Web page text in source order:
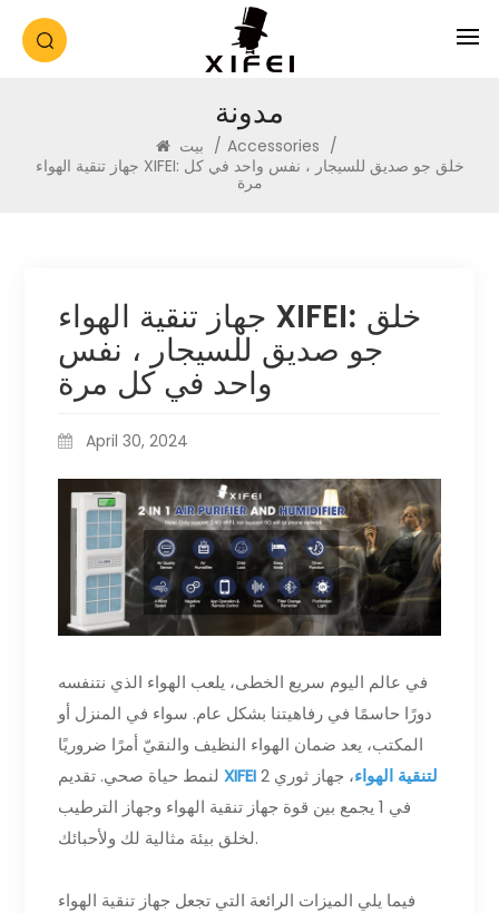
مدونة
/ Accessories /
جهاز تنقية الهواء XIFEI: خلق جو صديق للسيجار ، نفس واحد في كل
مرة
جهاز تنقية الهواء XIFEI: خلق
جو صديق للسيجار ، نفس
واحد في كل مرة
April 30, 2024
في عالم اليوم سريع الخطى، يلعب الهواء الذي نتنفسه
دورًا حاسمًا في رفاهيتنا بشكل عام. سواء في المنزل أو
المكتب، يعد ضمان الهواء النظيف والنقيّ أمرًا ضروريًا
لنمط حياة صحي. تقديم
XIFEI لتنقية الهواء
، جهاز ثوري 2
في 1 يجمع بين قوة جهاز تنقية الهواء وجهاز الترطيب
لخلق بيئة مثالية لك ولأحبائك.
فيما يلي الميزات الرائعة التي تجعل جهاز تنقية الهواء